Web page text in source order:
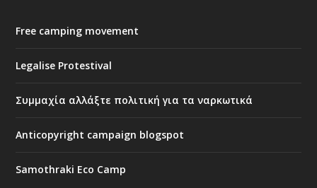
Free camping movement
Legalise Protestival
Συμμαχία αλλάξτε πολιτική για τα ναρκωτικά
Anticopyright campaign blogspot
Samothraki Eco Camp